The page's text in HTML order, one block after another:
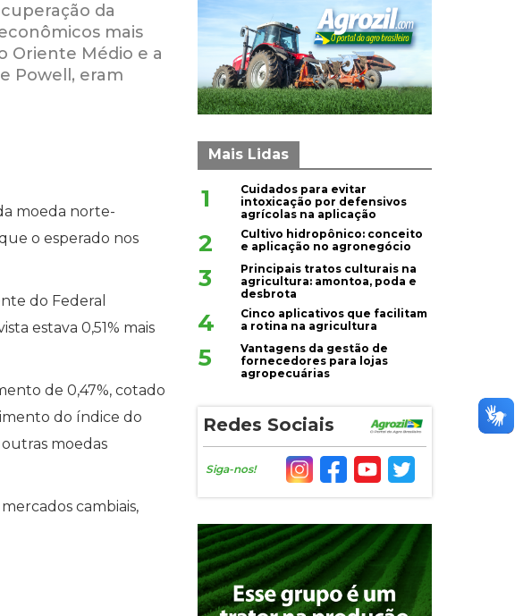
da
mais
Oriente Médio e a
Powell, eram
moeda norte-
o esperado nos
do Federal
estava 0,51% mais
de 0,47%, cotado
do índice do
moedas
cambiais,
Mais Lidas
1
Cuidados para evitar
intoxicação por defensivos
agrícolas na aplicação
2
Cultivo hidropônico: conceito
e aplicação no agronegócio
3
Principais tratos culturais na
agricultura: amontoa, poda e
desbrota
4
Cinco aplicativos que facilitam
a rotina na agricultura
5
Vantagens da gestão de
fornecedores para lojas
agropecuárias
Redes Sociais
Siga-nos!